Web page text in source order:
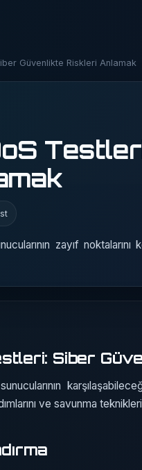
Güvenlikte Riskleri Anlamak
zayıf
Siber
ve savunma